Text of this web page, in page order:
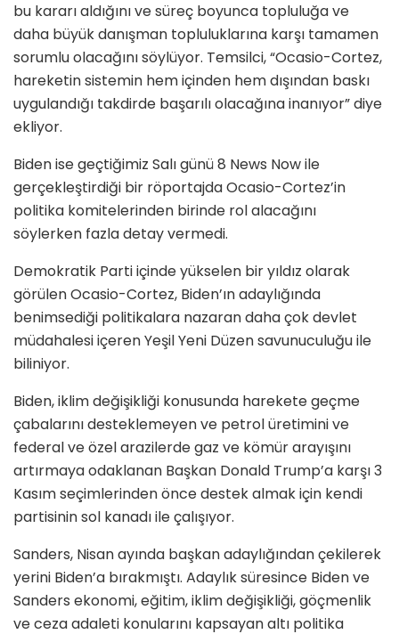
bu kararı aldığını ve süreç boyunca topluluğa ve
daha büyük danışman topluluklarına karşı tamamen
sorumlu olacağını söylüyor. Temsilci, “Ocasio-Cortez,
hareketin sistemin hem içinden hem dışından baskı
uygulandığı takdirde başarılı olacağına inanıyor” diye
ekliyor.
Biden ise geçtiğimiz Salı günü 8 News Now ile
gerçekleştirdiği bir röportajda Ocasio-Cortez’in
politika komitelerinden birinde rol alacağını
söylerken fazla detay vermedi.
Demokratik Parti içinde yükselen bir yıldız olarak
görülen Ocasio-Cortez, Biden’ın adaylığında
benimsediği politikalara nazaran daha çok devlet
müdahalesi içeren Yeşil Yeni Düzen savunuculuğu ile
biliniyor.
Biden, iklim değişikliği konusunda harekete geçme
çabalarını desteklemeyen ve petrol üretimini ve
federal ve özel arazilerde gaz ve kömür arayışını
artırmaya odaklanan Başkan Donald Trump’a karşı 3
Kasım seçimlerinden önce destek almak için kendi
partisinin sol kanadı ile çalışıyor.
Sanders, Nisan ayında başkan adaylığından çekilerek
yerini Biden’a bırakmıştı. Adaylık süresince Biden ve
Sanders ekonomi, eğitim, iklim değişikliği, göçmenlik
ve ceza adaleti konularını kapsayan altı politika